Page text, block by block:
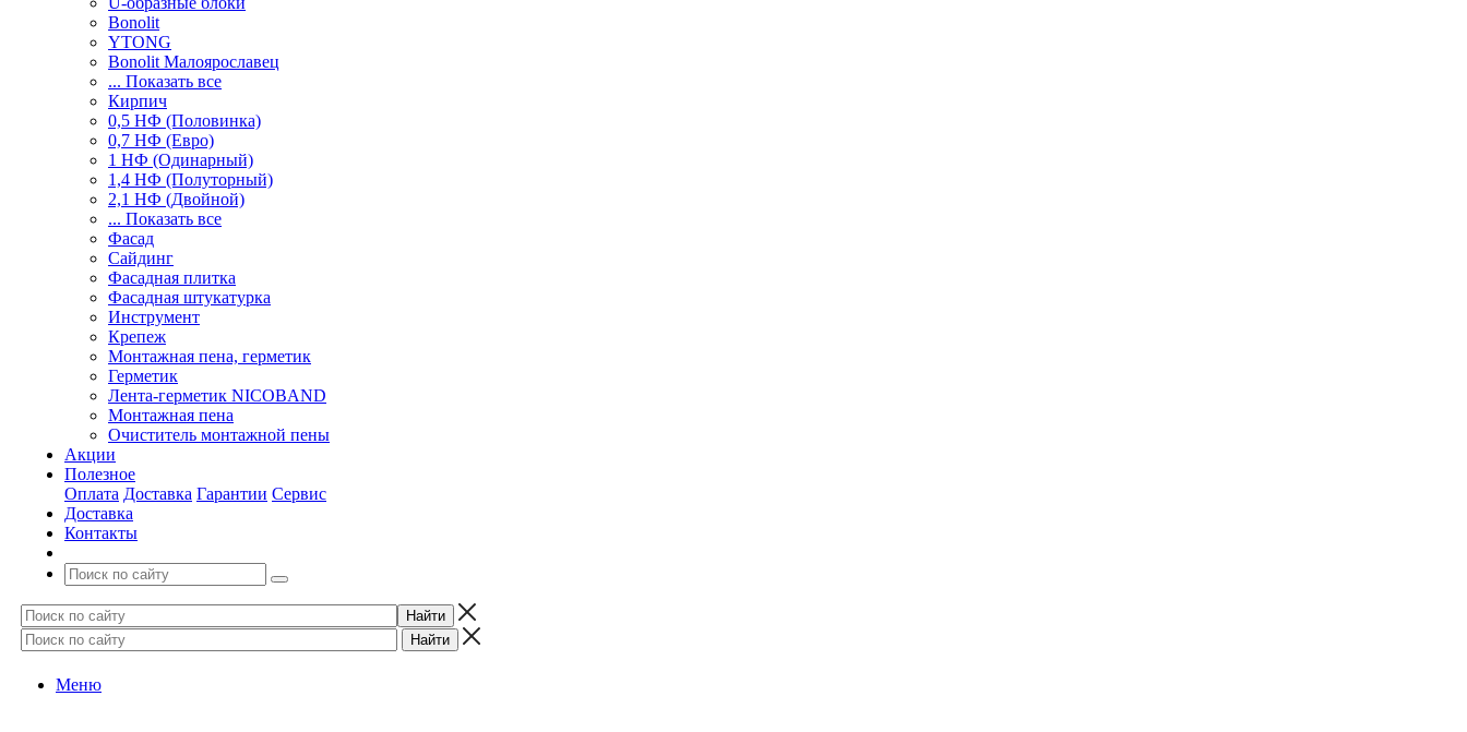
Bonolit
YTONG
Bonolit Малоярославец
... Показать все
Кирпич
0,5 НФ (Половинка)
0,7 НФ (Евро)
1 НФ (Одинарный)
1,4 НФ (Полуторный)
2,1 НФ (Двойной)
... Показать все
Фасад
Сайдинг
Фасадная плитка
Фасадная штукатурка
Инструмент
Крепеж
Монтажная пена, герметик
Герметик
Лента-герметик NICOBAND
Монтажная пена
Очиститель монтажной пены
Акции
Полезное
Оплата Доставка Гарантии Сервис
Доставка
Контакты
Меню